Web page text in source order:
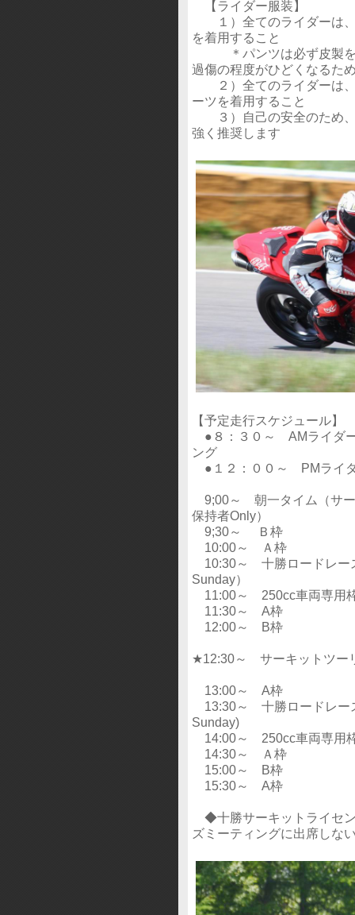
【ライダー服装】
１）全てのライダーは
を着用すること
＊パンツは必ず皮製を
過傷の程度がひどくなるた
２）全てのライダーは、
ーツを着用すること
３）自己の安全のため、
強く推奨します
【予定走行スケジュール
●８：３０～ AMライダ
ング
●１２：００～ PMライ
9;00～ 朝一タイム（サー
保持者Only）
9;30～ Ｂ枠
10:00～ Ａ枠
10:30～ 十勝ロードレー
Sunday）
11:00～ 250cc車両専用
11:30～ A枠
12:00～ B枠
★12:30～ サーキットツー
13:00～ A枠
13:30～ 十勝ロードレー
Sunday)
14:00～ 250cc車両専用
14:30～ Ａ枠
15:00～ B枠
15:30～ A枠
◆十勝サーキットライセ
ズミーティングに出席しな